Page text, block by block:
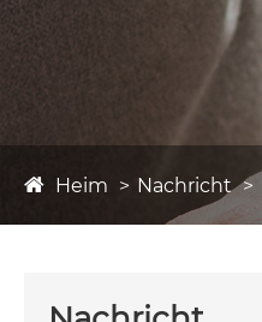
Heim Nachricht